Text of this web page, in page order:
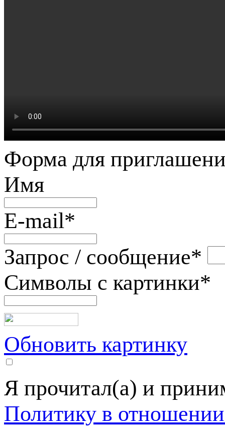
Форма для
Имя
E-mail*
Запрос / сообщение*
Символы с картинки*
Обновить картинку
Я прочитал(а) и
Политику в